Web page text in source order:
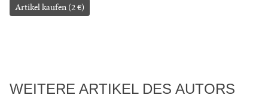
Artikel kaufen (2 €)
WEITERE ARTIKEL DES AUTORS